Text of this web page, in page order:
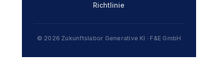
Richtlinie
© 2026 Zukunftslabor Generative KI · F&E GmbH